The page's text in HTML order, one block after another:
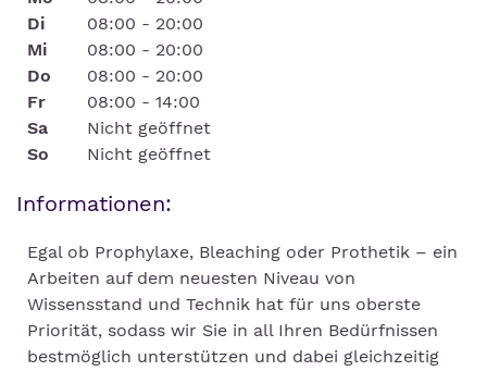
Di
08:00 - 20:00
Mi
08:00 - 20:00
Do
08:00 - 20:00
Fr
08:00 - 14:00
Sa
Nicht geöffnet
So
Nicht geöffnet
Informationen:
Egal ob Prophylaxe, Bleaching oder Prothetik – ein
Arbeiten auf dem neuesten Niveau von
Wissensstand und Technik hat für uns oberste
Priorität, sodass wir Sie in all Ihren Bedürfnissen
bestmöglich unterstützen und dabei gleichzeitig